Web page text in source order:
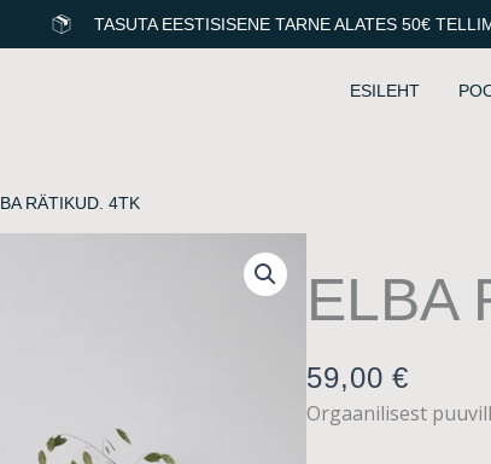
TASUTA EESTISISENE TARNE ALATES 50€
ESILEHT
RÄTIKUD. 4TK
ELBA
59,00€
Orgaanilisest